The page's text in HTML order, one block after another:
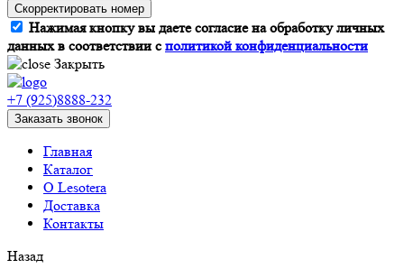
Скорректировать номер
Нажимая кнопку вы даете согласие на обработку личных
данных в соответствии сполитикой конфиденциальности
Закрыть
+7 (925)8888-232
Заказать звонок
Главная
Каталог
О Lesotera
Доставка
Контакты
Назад